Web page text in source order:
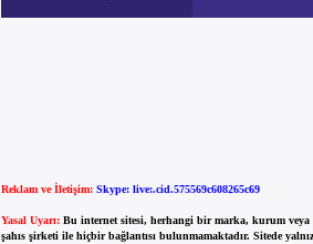
Reklam ve İletişim: Skype: live:.cid.575569c608265c69
Yasal Uyarı: Bu internet sitesi, herhangi bir marka, kurum veya
şahıs şirketi ile hiçbir bağlantısı bulunmamaktadır. Sitede